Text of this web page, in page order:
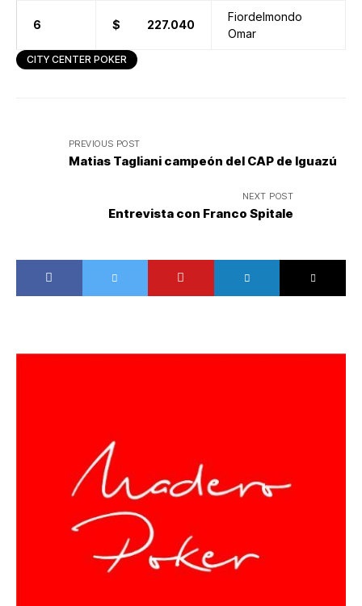
6 $ 227.040
Fiordelmondo
Omar
CITY CENTER POKER
PREVIOUS POST
Matias Tagliani campeón del CAP de Iguazú
NEXT POST
Entrevista con Franco Spitale